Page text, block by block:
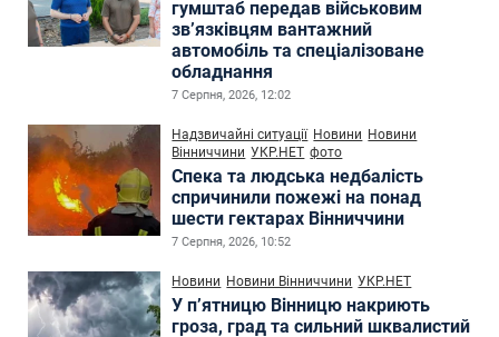
гумштаб передав військовим
зв’язківцям вантажний
автомобіль та спеціалізоване
обладнання
7 Серпня, 2026, 12:02
Надзвичайні ситуації Новини Новини
Вінниччини УКР.НЕТ фото
Спека та людська недбалість
спричинили пожежі на понад
шести гектарах Вінниччини
7 Серпня, 2026, 10:52
Новини Новини Вінниччини УКР.НЕТ
У п’ятницю Вінницю накриють
гроза, град та сильний шквалистий